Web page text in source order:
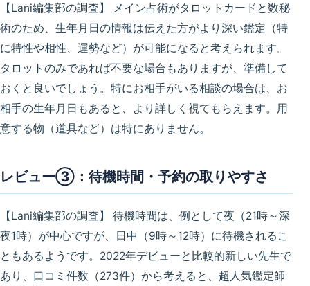
【Lani編集部の調査】
メイン占術がタロットカードと数秘
術のため、 生年月日の情報は伝えた方がより深い鑑定（特
に特性や相性、運勢など）が可能になると考えられます。
タロットのみであれば不要な場合もありますが、準備して
おくと良いでしょう。特にお相手がいる相談の場合は、お
相手の生年月日もあると、より詳しく視てもらえます。用
意する物（道具など）は特にありません。
レビュー③：待機時間・予約の取りやすさ
【Lani編集部の調査】 待機時間は、例として夜（21時～深
夜1時） が中心ですが、 日中（9時～12時） に待機されるこ
ともあるようです。2022年デビューと比較的新しい先生で
あり、口コミ件数（273件）から考えると、超人気鑑定師